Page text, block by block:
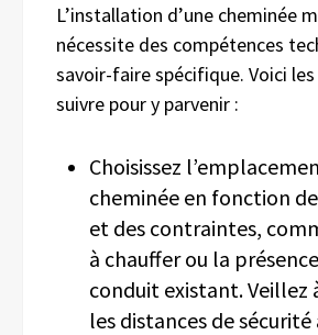
L’installation d’une cheminée
nécessite des compétences
savoir-faire spécifique. Voici
suivre pour y parvenir :
Choisissez
cheminée en fonction
et des contraintes,
à chauffer ou la
conduit existant. Veillez
les distances de sécurité